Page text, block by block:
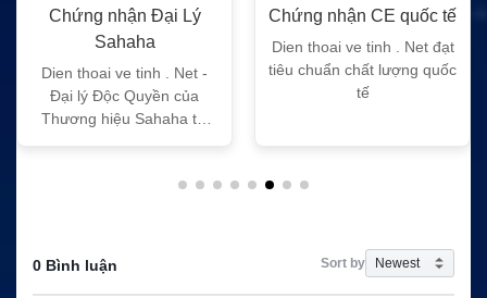
Chứng nhận Đại Lý
Sahaha
Dien thoai ve tinh . Net -
Đại lý Độc Quyền của
Thương hiệu Sahaha tại
Chứng nhận CE quốc tế
Dien thoai ve tinh . Net đạt
tiêu chuẩn chất lượng quốc
tế
0 Bình luận Sort by